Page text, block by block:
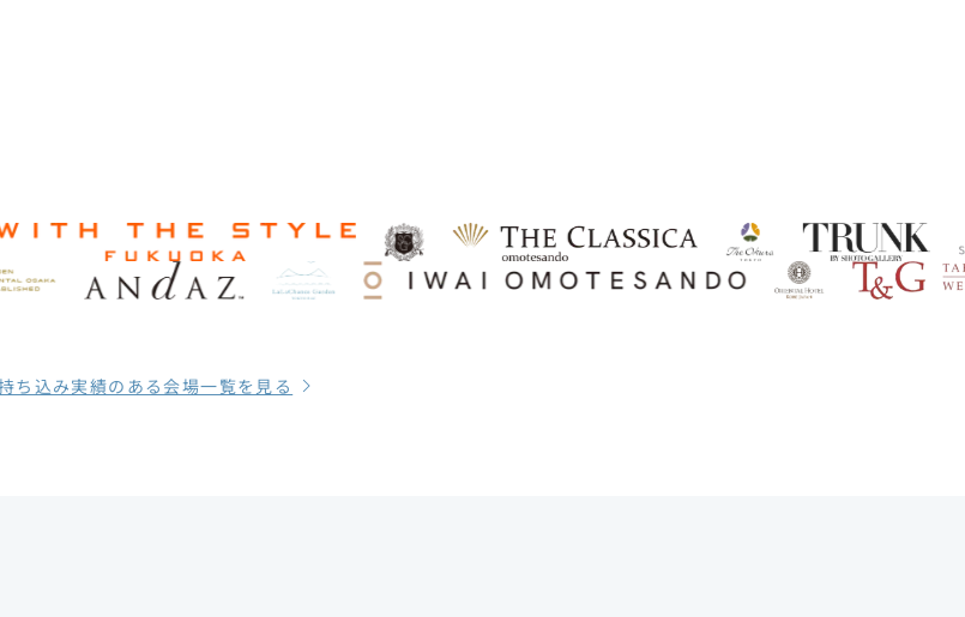
ち込み実績のある会場一覧を見る